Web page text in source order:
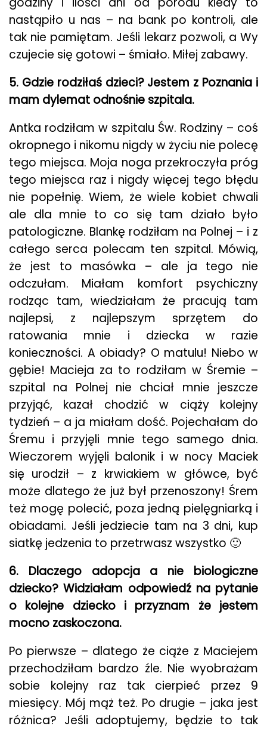
nastąpiło u nas – na bank po kontroli, ale
tak nie pamiętam. Jeśli lekarz pozwoli, a Wy
czujecie się gotowi – śmiało. Miłej zabawy.
5. Gdzie rodziłaś dzieci? Jestem z Poznania i
mam dylemat odnośnie szpitala.
Antka rodziłam w szpitalu Św. Rodziny – coś
okropnego i nikomu nigdy w życiu nie polecę
tego miejsca. Moja noga przekroczyła próg
tego miejsca raz i nigdy więcej tego błędu
nie popełnię. Wiem, że wiele kobiet chwali
ale dla mnie to co się tam działo było
patologiczne. Blankę rodziłam na Polnej – i z
całego serca polecam ten szpital. Mówią,
że jest to masówka – ale ja tego nie
odczułam. Miałam komfort psychiczny
rodząc tam, wiedziałam że pracują tam
najlepsi, z najlepszym sprzętem do
ratowania mnie i dziecka w razie
konieczności. A obiady? O matulu! Niebo w
gębie! Macieja za to rodziłam w Śremie –
szpital na Polnej nie chciał mnie jeszcze
przyjąć, kazał chodzić w ciąży kolejny
tydzień – a ja miałam dość. Pojechałam do
Śremu i przyjęli mnie tego samego dnia.
Wieczorem wyjęli balonik i w nocy Maciek
się urodził – z krwiakiem w główce, być
może dlatego że już był przenoszony! Śrem
też mogę polecić, poza jedną pielęgniarką i
obiadami. Jeśli jedziecie tam na 3 dni, kup
siatkę jedzenia to przetrwasz wszystko 🙂
6. Dlaczego adopcja a nie biologiczne
dziecko? Widziałam odpowiedź na pytanie
o kolejne dziecko i przyznam że jestem
mocno zaskoczona.
Po pierwsze – dlatego że ciąże z Maciejem
przechodziłam bardzo źle. Nie wyobrażam
sobie kolejny raz tak cierpieć przez 9
miesięcy. Mój mąż też. Po drugie – jaka jest
różnica? Jeśli adoptujemy, będzie to tak